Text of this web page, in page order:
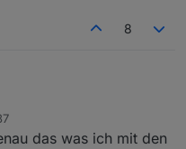
8
das was ich mit den